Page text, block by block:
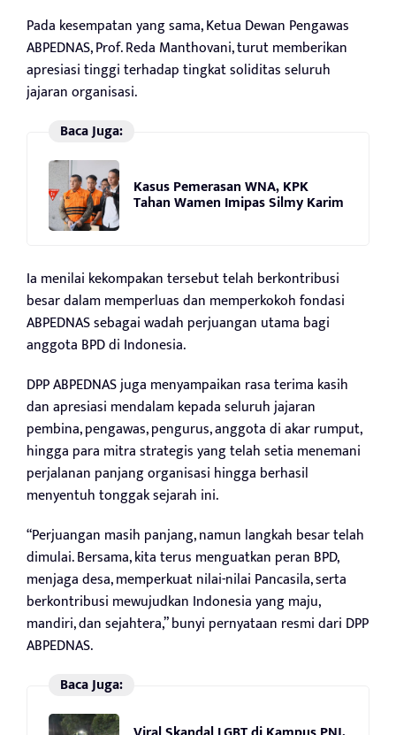
Pada kesempatan yang sama, Ketua Dewan Pengawas
ABPEDNAS, Prof. Reda Manthovani, turut memberikan
apresiasi tinggi terhadap tingkat soliditas seluruh
jajaran organisasi.
Baca Juga:
Kasus Pemerasan WNA, KPK
Tahan Wamen Imipas Silmy Karim
Ia menilai kekompakan tersebut telah berkontribusi
besar dalam memperluas dan memperkokoh fondasi
ABPEDNAS sebagai wadah perjuangan utama bagi
anggota BPD di Indonesia.
DPP ABPEDNAS juga menyampaikan rasa terima kasih
dan apresiasi mendalam kepada seluruh jajaran
pembina, pengawas, pengurus, anggota di akar rumput,
hingga para mitra strategis yang telah setia menemani
perjalanan panjang organisasi hingga berhasil
menyentuh tonggak sejarah ini.
“Perjuangan masih panjang, namun langkah besar telah
dimulai. Bersama, kita terus menguatkan peran BPD,
menjaga desa, memperkuat nilai-nilai Pancasila, serta
berkontribusi mewujudkan Indonesia yang maju,
mandiri, dan sejahtera,” bunyi pernyataan resmi dari DPP
ABPEDNAS.
Baca Juga: